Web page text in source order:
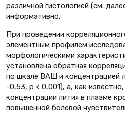
различной гистологией (см.
информативно.
При проведении
элементным профилем
морфологическими
установлена обратная
по шкале ВАШ и концентрацией
-0,53, p < 0,001), а, как
концентрации лития в плазме
повышенной болевой